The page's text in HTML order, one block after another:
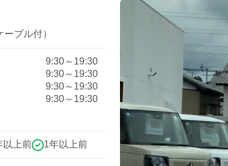
ーブル付）
9:30～19:30
9:30～19:30
9:30～19:30
9:30～19:30
以上前 1年以上前